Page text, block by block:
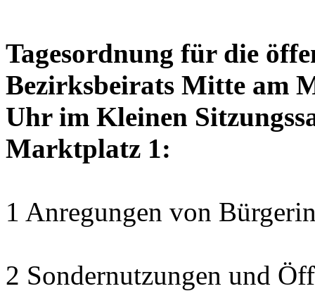
Tagesordnung für die
Bezirksbeirats Mitte am
Uhr im Kleinen
Marktplatz 1:
1 Anregungen von
2 Sondernutzungen und